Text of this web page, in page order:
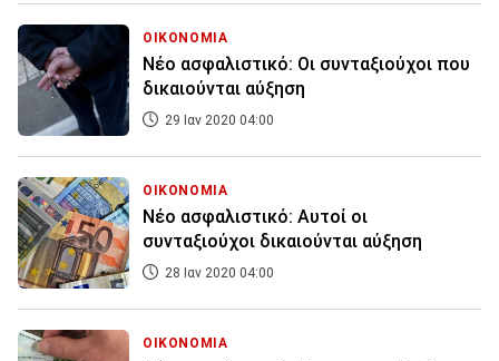
ΟΙΚΟΝΟΜΙΑ
Νέο ασφαλιστικό: Οι συνταξιούχοι που
δικαιούνται αύξηση
29 Ιαν 2020 04:00
ΟΙΚΟΝΟΜΙΑ
Νέο ασφαλιστικό: Αυτοί οι
συνταξιούχοι δικαιούνται αύξηση
28 Ιαν 2020 04:00
ΟΙΚΟΝΟΜΙΑ